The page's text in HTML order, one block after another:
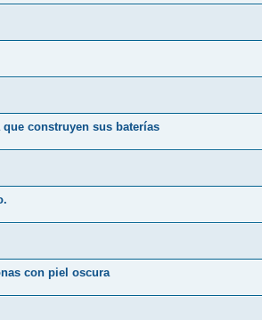
construyen sus baterías
con piel oscura